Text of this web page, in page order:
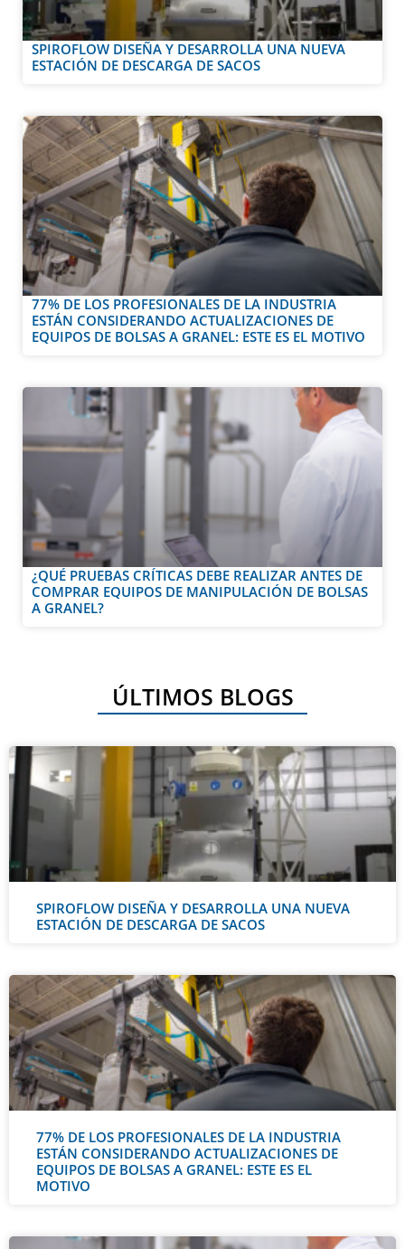
SPIROFLOW DISEÑA Y DESARROLLA UNA NUEVA
ESTACIÓN DE DESCARGA DE SACOS
77% DE LOS PROFESIONALES DE LA INDUSTRIA
ESTÁN CONSIDERANDO ACTUALIZACIONES DE
EQUIPOS DE BOLSAS A GRANEL: ESTE ES EL MOTIVO
¿QUÉ PRUEBAS CRÍTICAS DEBE REALIZAR ANTES DE
COMPRAR EQUIPOS DE MANIPULACIÓN DE BOLSAS
A GRANEL?
ÚLTIMOS BLOGS
SPIROFLOW DISEÑA Y DESARROLLA UNA NUEVA
ESTACIÓN DE DESCARGA DE SACOS
77% DE LOS PROFESIONALES DE LA INDUSTRIA
ESTÁN CONSIDERANDO ACTUALIZACIONES DE
EQUIPOS DE BOLSAS A GRANEL: ESTE ES EL
MOTIVO